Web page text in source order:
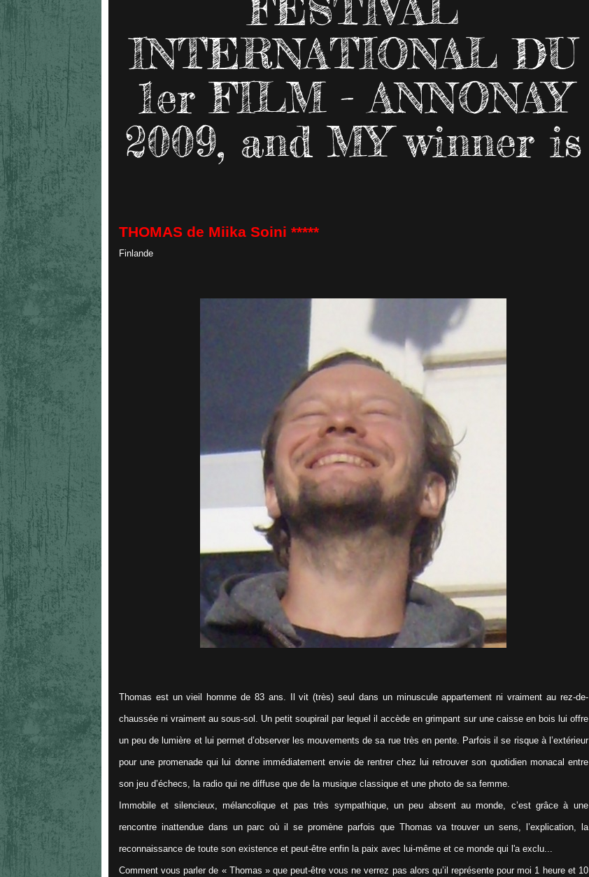
INTERNATIONAL DU
1er FILM - ANNONAY
2009, and MY winner is
THOMAS de Miika Soini *****
Finlande
Thomas est un vieil homme de 83 ans. Il vit (très) seul dans un minuscule appartement ni vraiment au rez-de-
chaussée ni vraiment au sous-sol. Un petit soupirail par lequel il accède en grimpant sur une caisse en bois lui offre
un peu de lumière et lui permet d’observer les mouvements de sa rue très en pente. Parfois il se risque à l’extérieur
pour une promenade qui lui donne immédiatement envie de rentrer chez lui retrouver son quotidien monacal entre
son jeu d’échecs, la radio qui ne diffuse que de la musique classique et une photo de sa femme.
Immobile et silencieux, mélancolique et pas très sympathique, un peu absent au monde, c’est grâce à une
rencontre inattendue dans un parc où il se promène parfois que Thomas va trouver un sens, l’explication, la
reconnaissance de toute son existence et peut-être enfin la paix avec lui-même et ce monde qui l'a exclu...
Comment vous parler de « Thomas » que peut-être vous ne verrez pas alors qu’il représente pour moi 1 heure et 10